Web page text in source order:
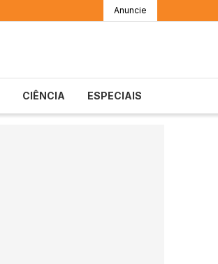
Anuncie
CIÊNCIA ESPECIAIS